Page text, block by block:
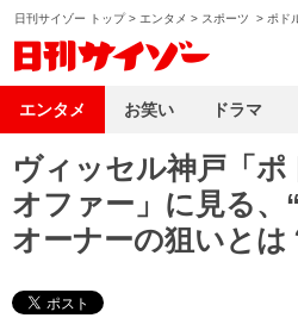
日刊サイゾー トップ> エンタメ > スポーツ > ポド
ヴィッセル神戸「ポ
オファー」に見る、
オーナーの狙いとは
エンタメ お笑い ドラマ